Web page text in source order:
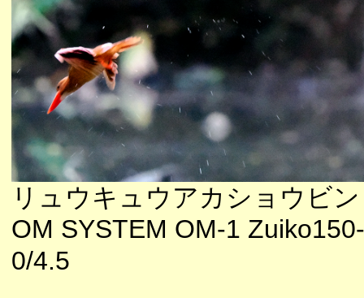
リュウキュウアカショウビン
OM SYSTEM OM-1
0/4.5